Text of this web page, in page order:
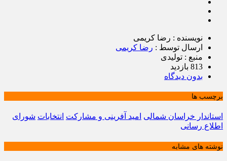
نویسنده : رضا کریمی
ارسال توسط : رضا کریمی
منبع : تولیدی
813 بازدید
بدون دیدگاه
برچسب ها
استاندار خراسان شمالی امید آفرینی و مشارکت انتخابات شورای
اطلاع رسانی
نوشته های مشابه